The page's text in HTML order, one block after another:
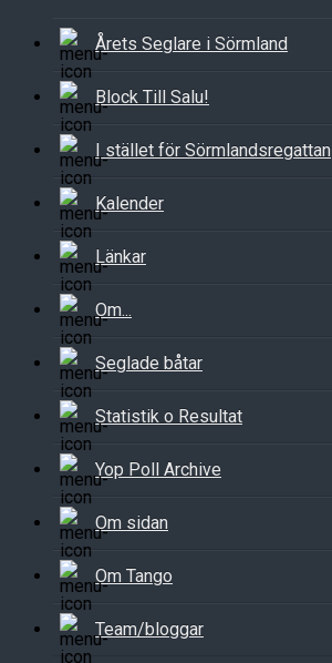
Årets Seglare i Sörmland
Block Till Salu!
I stället för Sörmlandsregattan
Kalender
Länkar
Om...
Seglade båtar
Statistik o Resultat
Yop Poll Archive
Om sidan
Om Tango
Team/bloggar